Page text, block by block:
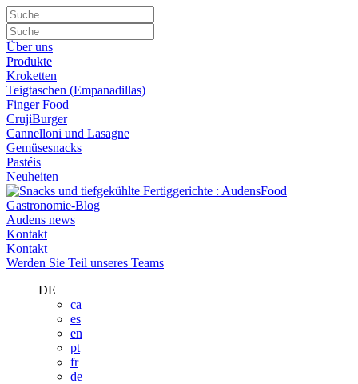
Über uns
Produkte
Kroketten
Teigtaschen (Empanadillas)
Finger Food
CrujiBurger
Cannelloni und Lasagne
Gemüsesnacks
Pastéis
Neuheiten
Gastronomie-Blog
Audens news
Kontakt
Kontakt
Werden Sie Teil unseres Teams
DE
ca
es
en
pt
fr
de